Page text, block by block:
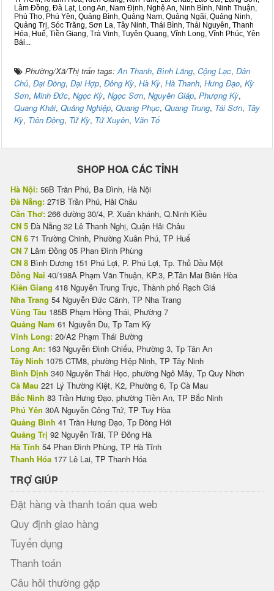
Lâm Đồng, Đà Lạt, Long An, Nam Định, Nghệ An, Ninh Bình, Ninh Thuận,
Phú Thọ, Phú Yên, Quảng Bình, Quảng Nam, Quảng Ngãi, Quảng Ninh,
Quảng Trị, Sóc Trăng, Sơn La, Tây Ninh, Thái Bình, Thái Nguyên, Thanh
Hóa, Huế, Tiền Giang, Trà Vinh, Tuyên Quang, Vĩnh Long, Vĩnh Phúc, Yên
Bái...
Phường/Xã/Thị trấn tags:An Thanh, Bình Lãng, Cộng Lạc, Dân
Chủ, Đại Đồng, Đại Hợp, Đông Kỳ, Hà Kỳ, Hà Thanh, Hưng Đạo, Kỳ
Sơn, Minh Đức, Ngọc Kỳ, Ngọc Sơn, Nguyên Giáp, Phượng Kỳ,
Quang Khải, Quảng Nghiệp, Quang Phục, Quang Trung, Tái Sơn, Tây
Kỳ, Tiên Động, Tứ Kỳ, Tứ Xuyên, Văn Tố
SHOP HOA CÁC TỈNH
Hà Nội: 56B Trần Phú, Ba Đình, Hà Nội
Đà Nẵng: 271B Trần Phú, Hải Châu
Cần Thơ: 266 đường 30/4, P. Xuân khánh, Q.Ninh Kiều
CN 5 Đà Nẵng 32 Lê Thanh Nghị, Quận Hải Châu
CN 6 71 Trường Chinh, Phường Xuân Phú, TP Huế
CN 7 Lâm Đồng 05 Phan Đình Phùng
CN 8 Bình Dương 151 Phú Lợi, P. Phú Lợi, Tp. Thủ Dầu Một
Đồng Nai 40/198A Phạm Văn Thuận, KP.3, P.Tân Mai Biên Hòa
Kiên Giang 418 Nguyễn Trung Trực, Thành phố Rạch Giá
Nha Trang 54 Nguyễn Đức Cảnh, TP Nha Trang
Vũng Tàu 185B Phạm Hồng Thái, Phường 7
Quảng Nam 61 Nguyễn Du, Tp Tam Kỳ
Vĩnh Long: 20/A2 Phạm Thái Bường
Long An: 163 Nguyễn Đình Chiểu, Phường 3, Tp Tân An
Tây Ninh 1075 CTM8, phường Hiệp Ninh, TP Tây Ninh
Bình Định 340 Nguyễn Thái Học, phường Ngô Mây, Tp Quy Nhơn
Cà Mau 221 Lý Thường Kiệt, K2, Phường 6, Tp Cà Mau
Bắc Ninh 83 Trần Hưng Đạo, phường Tiền An, TP Bắc Ninh
Phú Yên 30A Nguyễn Công Trứ, TP Tuy Hòa
Quảng Bình 41 Trần Hưng Đạo, Tp Đồng Hới
Quảng Trị 92 Nguyễn Trãi, TP Đông Hà
Hà Tĩnh 54 Phan Đình Phùng, TP Hà Tĩnh
Thanh Hóa 177 Lê Lai, TP Thanh Hóa
TRỢ GIÚP
Đặt hàng và thanh toán qua web
Quy định giao hàng
Tuyển dụng
Thanh toán
Câu hỏi thường gặp